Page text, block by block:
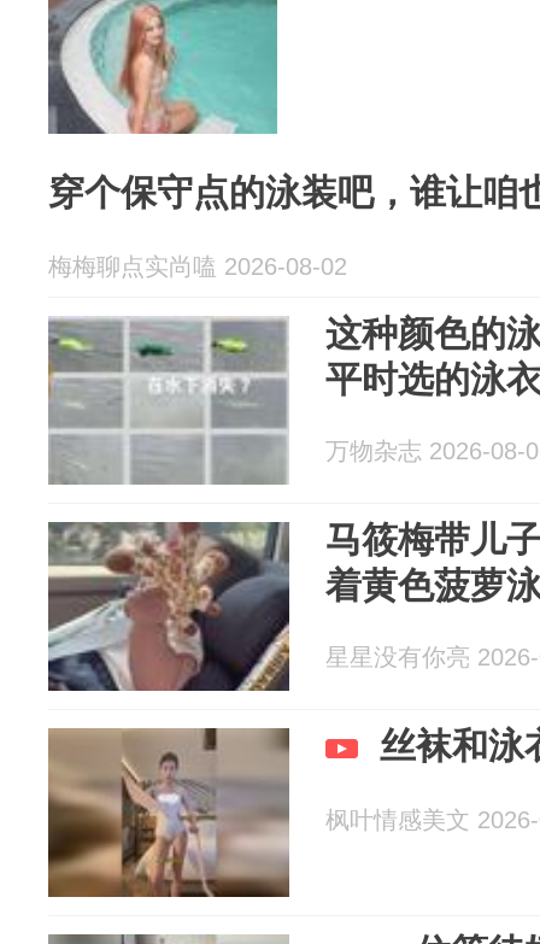
穿个保守点的泳装吧，谁让咱
梅梅聊点实尚嗑 2026-08-02
这种颜色的
平时选的泳
万物杂志 2026-08-
马筱梅带儿
着黄色菠萝
星星没有你亮
丝袜和泳
枫叶情感美文